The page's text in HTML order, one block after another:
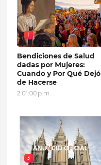
1
Bendiciones de Salud
dadas por Mujeres:
Cuando y Por Qué Dejó
de Hacerse
2:01:00 p.m.
3